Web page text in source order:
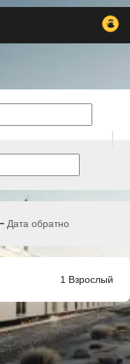
Дата обратно
1 Взрослый